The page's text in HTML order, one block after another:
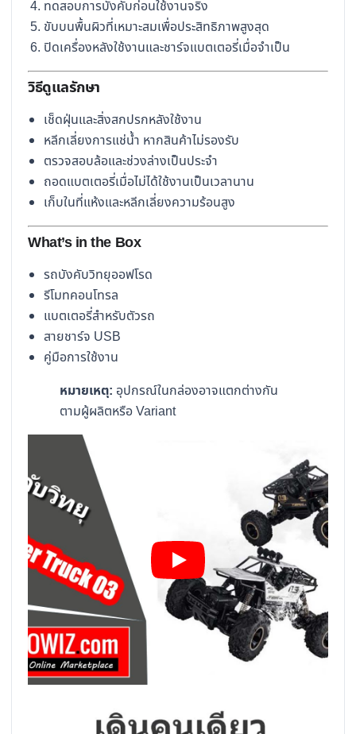
ทดสอบการบังคับก่อนใช้งานจริง
ขับบนพื้นผิวที่เหมาะสมเพื่อประสิทธิภาพสูงสุด
ปิดเครื่องหลังใช้งานและชาร์จแบตเตอรี่เมื่อจำเป็น
วิธีดูแลรักษา
เช็ดฝุ่นและสิ่งสกปรกหลังใช้งาน
หลีกเลี่ยงการแช่น้ำ หากสินค้าไม่รองรับ
ตรวจสอบล้อและช่วงล่างเป็นประจำ
ถอดแบตเตอรี่เมื่อไม่ได้ใช้งานเป็นเวลานาน
เก็บในที่แห้งและหลีกเลี่ยงความร้อนสูง
What’s in the Box
รถบังคับวิทยุออฟโรด
รีโมทคอนโทรล
แบตเตอรี่สำหรับตัวรถ
สายชาร์จ USB
คู่มือการใช้งาน
หมายเหตุ: อุปกรณ์ในกล่องอาจแตกต่างกัน
ตามผู้ผลิตหรือ Variant